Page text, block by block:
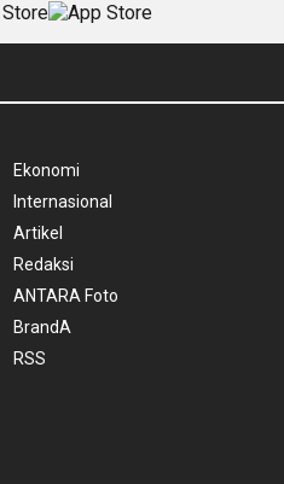
Ekonomi
Internasional
Artikel
Redaksi
ANTARA Foto
BrandA
RSS